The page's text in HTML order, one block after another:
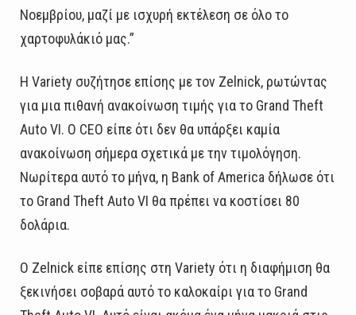
Νοεμβρίου, μαζί με ισχυρή εκτέλεση σε όλο το
χαρτοφυλάκιό μας.”
Η Variety συζήτησε επίσης με τον Zelnick, ρωτώντας
για μια πιθανή ανακοίνωση τιμής για το Grand Theft
Auto VI. Ο CEO είπε ότι δεν θα υπάρξει καμία
ανακοίνωση σήμερα σχετικά με την τιμολόγηση.
Νωρίτερα αυτό το μήνα, η Bank of America δήλωσε ότι
το Grand Theft Auto VI θα πρέπει να κοστίσει 80
δολάρια.
Ο Zelnick είπε επίσης στη Variety ότι η διαφήμιση θα
ξεκινήσει σοβαρά αυτό το καλοκαίρι για το Grand